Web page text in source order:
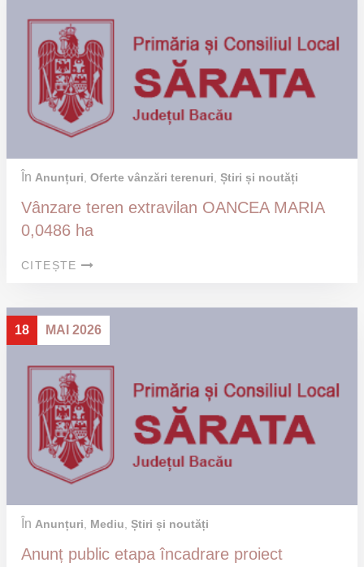
În Anunțuri Oferte vânzări terenuri Știri și noutăți
Vânzare teren extravilan OANCEA MARIA
0,0486 ha
CITEȘTE
18 MAI 2026
În Anunțuri Mediu Știri și noutăți
Anunț public etapa încadrare proiect